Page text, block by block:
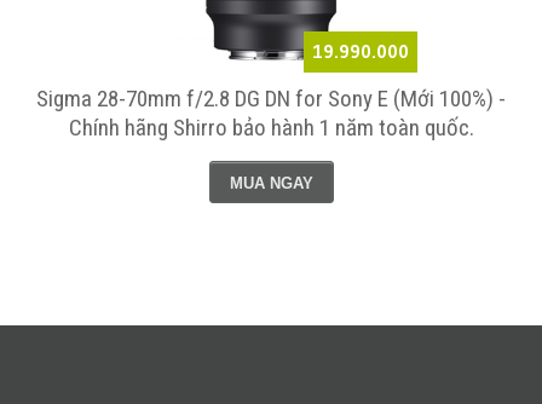
19.990.000
Sigma 28-70mm f/2.8 DG DN for Sony E (Mới 100%) -
Chính hãng Shirro bảo hành 1 năm toàn quốc.
MUA NGAY